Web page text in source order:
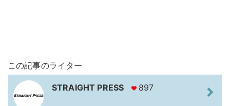
この記事のライター
STRAIGHT PRESS 897